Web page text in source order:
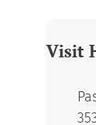
Visit
Adres
,